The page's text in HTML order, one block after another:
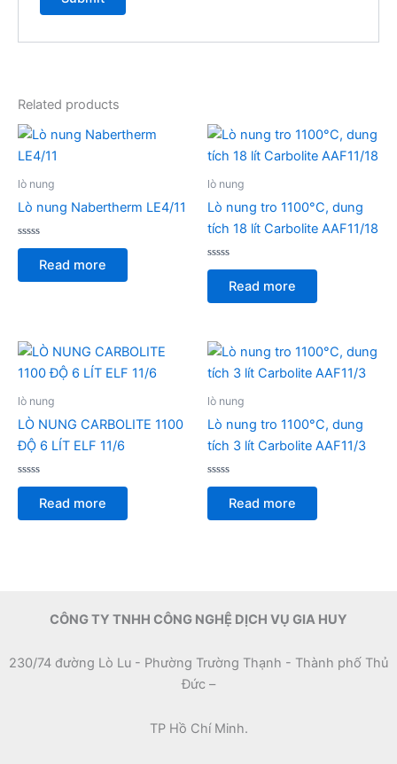
Related products
lò nung
Lò nung Nabertherm LE4/11
Rated
of
Read more
lò nung
Lò nung tro 1100°C, dung
tích 18 lít Carbolite AAF11/18
Rated
of
Read more
lò nung
LÒ NUNG CARBOLITE 1100
ĐỘ 6 LÍT ELF 11/6
Rated
of
Read more
lò nung
Lò nung tro 1100°C, dung
tích 3 lít Carbolite AAF11/3
Rated
of
Read more
CÔNG TY TNHH CÔNG NGHỆ DỊCH VỤ GIA HUY
230/74 đường Lò Lu - Phường Trường Thạnh - Thành phố Thủ
Đức –
TP Hồ Chí Minh.